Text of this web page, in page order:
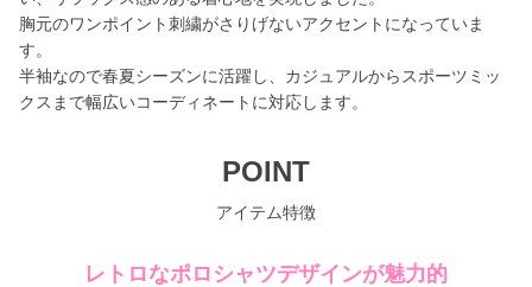
胸元のワンポイント刺繍がさりげないアクセントになっていま
す。
半袖なので春夏シーズンに活躍し、カジュアルからスポーツミッ
クスまで幅広いコーディネートに対応します。
POINT
アイテム特徴
レトロなポロシャツデザインが魅力的